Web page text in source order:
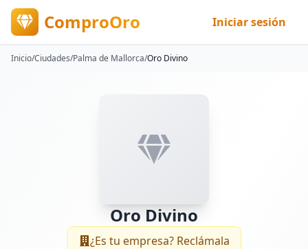
ComproOro Iniciar sesión
Inicio/Ciudades/Palma de Mallorca/Oro Divino
Oro Divino
¿Es tu empresa? Reclámala